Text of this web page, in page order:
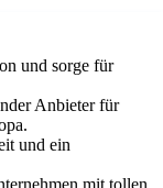
und sorge für
Anbieter für
und ein